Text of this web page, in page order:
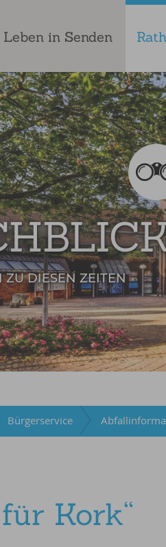
Leben in Senden
ZU DIESEN ZEITEN
Bürgerservice
Kork“